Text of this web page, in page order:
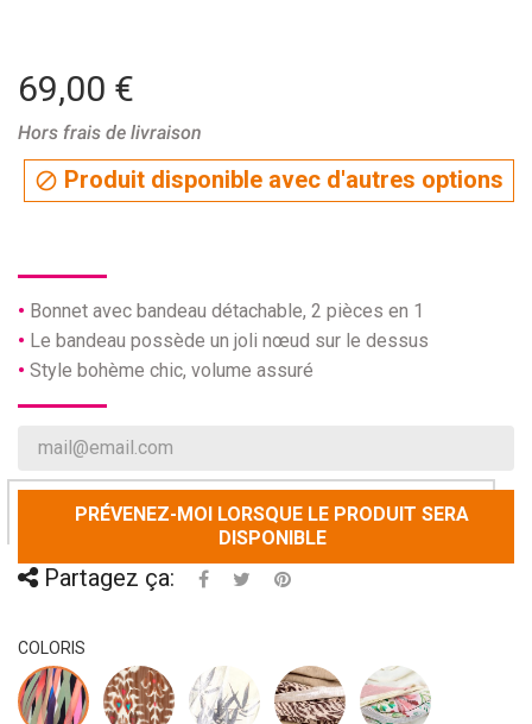
69,00 €
Hors frais de livraison
 Produit disponible avec d'autres options
Bonnet avec bandeau détachable, 2 pièces en 1
Le bandeau possède un joli nœud sur le dessus
Style bohème chic, volume assuré
PRÉVENEZ-MOI LORSQUE LE PRODUIT SERA
DISPONIBLE
Partagez ça:
COLORIS